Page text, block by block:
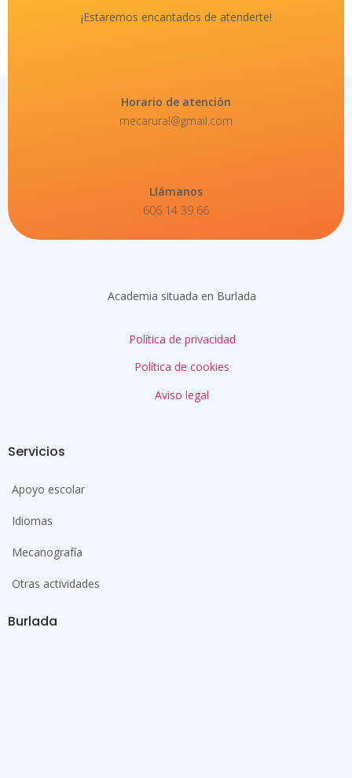
¡Estaremos encantados de atenderte!
Horario de atención
mecarural@gmail.com
Llámanos
606 14 39 66
Academia situada en Burlada
Política de privacidad
Política de cookies
Aviso legal
Servicios
Apoyo escolar
Idiomas
Mecanografía
Otras actividades
Burlada